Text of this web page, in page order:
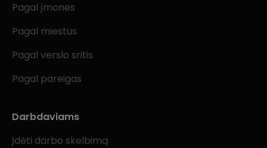
Pagal įmones
Pagal miestus
Pagal verslo sritis
Pagal pareigas
Darbdaviams
Įdėti darbo skelbimą